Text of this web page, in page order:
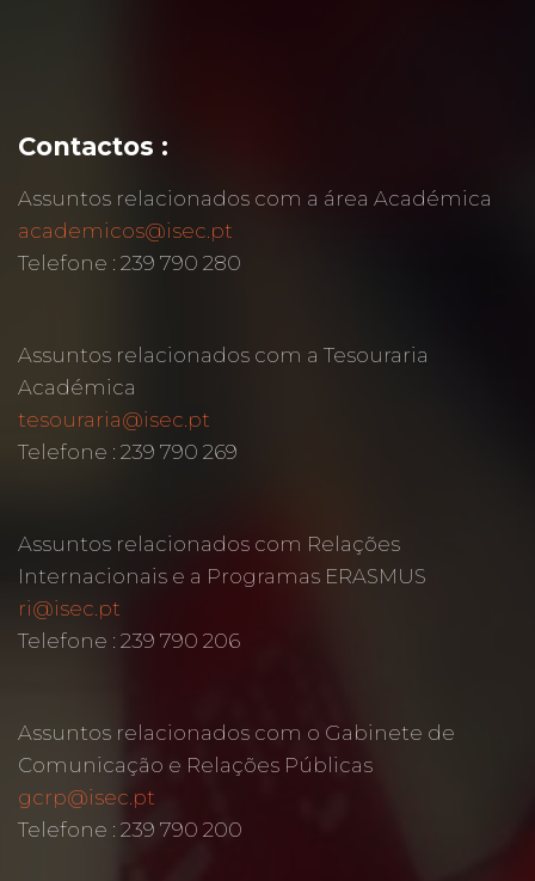
Contactos :
Assuntos relacionados com a área Académica
academicos@isec.pt
Telefone : 239 790 280
Assuntos relacionados com a Tesouraria
Académica
tesouraria@isec.pt
Telefone : 239 790 269
Assuntos relacionados com Relações
Internacionais e a Programas ERASMUS
ri@isec.pt
Telefone : 239 790 206
Assuntos relacionados com o Gabinete de
Comunicação e Relações Públicas
gcrp@isec.pt
Telefone : 239 790 200